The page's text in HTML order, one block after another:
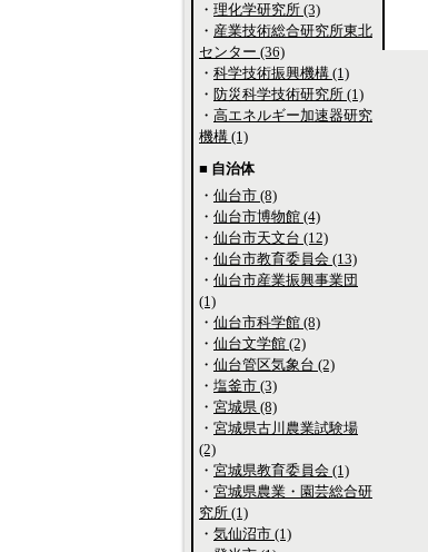
・ 理化学研究所 (3)
・ 産業技術総合研究所東北
センター (36)
・ 科学技術振興機構 (1)
・ 防災科学技術研究所 (1)
・ 高エネルギー加速器研究
機構 (1)
■ 自治体
・ 仙台市 (8)
・ 仙台市博物館 (4)
・ 仙台市天文台 (12)
・ 仙台市教育委員会 (13)
・ 仙台市産業振興事業団
(1)
・ 仙台市科学館 (8)
・ 仙台文学館 (2)
・ 仙台管区気象台 (2)
・ 塩釜市 (3)
・ 宮城県 (8)
・ 宮城県古川農業試験場
(2)
・ 宮城県教育委員会 (1)
・ 宮城県農業・園芸総合研
究所 (1)
・ 気仙沼市 (1)